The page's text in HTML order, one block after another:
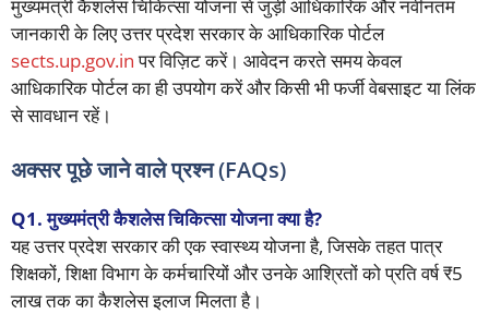
मुख्यमंत्री कैशलेस चिकित्सा योजना से जुड़ी आधिकारिक और नवीनतम
जानकारी के लिए उत्तर प्रदेश सरकार के आधिकारिक पोर्टल
sects.up.gov.inपर विज़िट करें। आवेदन करते समय केवल
आधिकारिक पोर्टल का ही उपयोग करें और किसी भी फर्जी वेबसाइट या लिंक
से सावधान रहें।
अक्सर पूछे जाने वाले प्रश्न (FAQs)
Q1. मुख्यमंत्री कैशलेस चिकित्सा योजना क्या है?
यह उत्तर प्रदेश सरकार की एक स्वास्थ्य योजना है, जिसके तहत पात्र
शिक्षकों, शिक्षा विभाग के कर्मचारियों और उनके आश्रितों को प्रति वर्ष ₹5
लाख तक का कैशलेस इलाज मिलता है।